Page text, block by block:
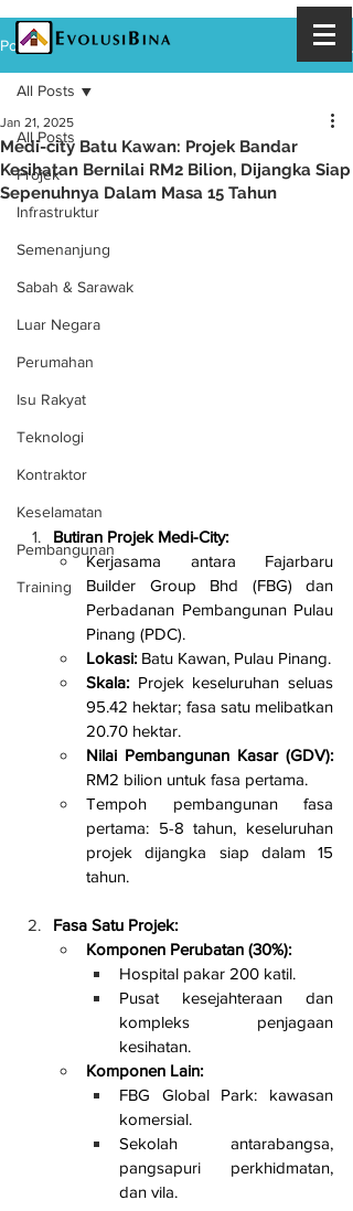
Post
All Posts
Projek
Infrastruktur
Semenanjung
Sabah & Sarawak
Luar Negara
Perumahan
Isu Rakyat
Teknologi
Kontraktor
Keselamatan
Pembangunan
Training
All Posts
Medi-city Batu Kawan: Projek Bandar
Kesihatan Bernilai RM2 Bilion, Dijangka Siap
Sepenuhnya Dalam Masa 15 Tahun
Jan 21, 2025
Butiran Projek Medi-City:
Kerjasama antara Fajarbaru
Builder Group Bhd (FBG) dan
Perbadanan Pembangunan Pulau
Pinang (PDC).
Lokasi: Batu Kawan, Pulau Pinang.
Skala: Projek keseluruhan seluas
95.42 hektar; fasa satu melibatkan
20.70 hektar.
Nilai Pembangunan Kasar (GDV):
RM2 bilion untuk fasa pertama.
Tempoh pembangunan fasa
pertama: 5-8 tahun, keseluruhan
projek dijangka siap dalam 15
tahun.
Fasa Satu Projek:
Komponen Perubatan (30%):
Hospital pakar 200 katil.
Pusat kesejahteraan dan
kompleks penjagaan
kesihatan.
Komponen Lain:
FBG Global Park: kawasan
komersial.
Sekolah antarabangsa,
pangsapuri perkhidmatan,
dan vila.